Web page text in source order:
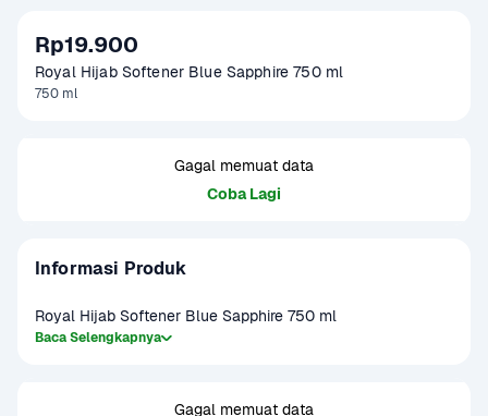
Rp19.900
Royal Hijab Softener Blue Sapphire 750 ml
750 ml
Gagal memuat data
Coba Lagi
Informasi Produk
Royal Hijab Softener Blue Sapphire 750 ml
Baca Selengkapnya
Gagal memuat data